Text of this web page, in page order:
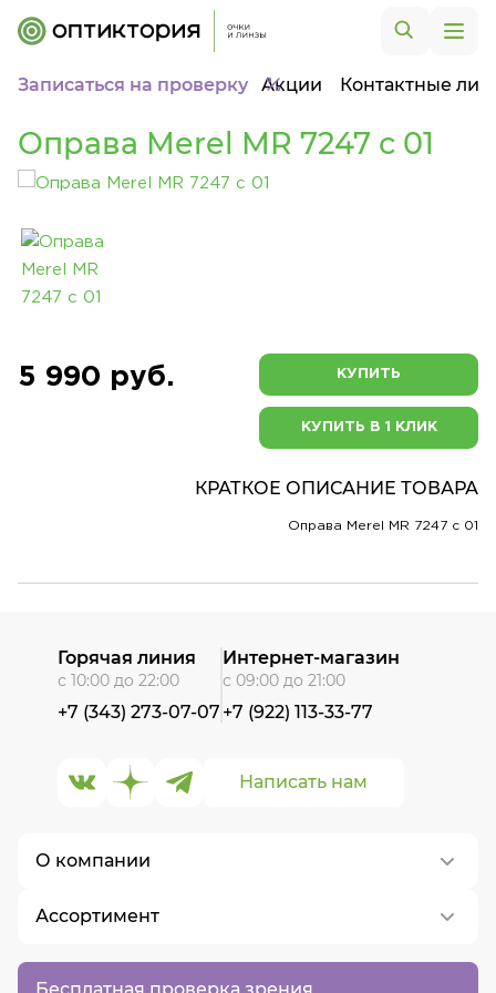
Записаться на проверку Акции Контактные
Оправа Merel MR 7247 с 01
5 990 руб. КУПИТЬ
КУПИТЬ В 1 КЛИК
КРАТКОЕ ОПИСАНИЕ ТОВАРА
Оправа Merel MR 7247 с 01
Бесплатная проверка зрения
О компании
О нас
Контакты
Ассортимент
Написать нам
Горячая линия
с 10:00 до 22:00
+7 (343) 273-07-07
Интернет-магазин
с 09:00 до 21:00
+7 (922) 113-33-77